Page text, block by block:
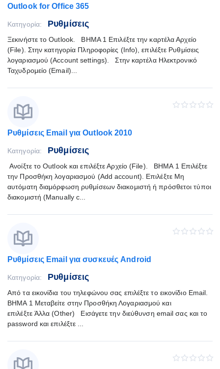
Outlook for Office 365
Κατηγορία: Ρυθμίσεις
Ξεκινήστε το Outlook. ΒΗΜΑ 1 Επιλέξτε την καρτέλα Αρχείο
(File). Στην κατηγορία Πληροφορίες (Info), επιλέξτε Ρυθμίσεις
λογαριασμού (Account settings). Στην καρτέλα Ηλεκτρονικό
Ταχυδρομείο (Email)...
Ρυθμίσεις Email για Outlook 2010
Κατηγορία: Ρυθμίσεις
Ανοίξτε το Outlook και επιλέξτε Αρχείο (File). ΒΗΜΑ 1 Επιλέξτε
την Προσθήκη λογαριασμού (Add account). Επιλέξτε Μη
αυτόματη διαμόρφωση ρυθμίσεων διακομιστή ή πρόσθετοι τύποι
διακομιστή (Manually c...
Ρυθμίσεις Email για συσκευές Android
Κατηγορία: Ρυθμίσεις
Από τα εικονίδια του τηλεφώνου σας επιλέξτε το εικονίδιο Email.
ΒΗΜΑ 1 Μεταβείτε στην Προσθήκη Λογαριασμού και
επιλέξτε Άλλα (Other) Εισάγετε την διεύθυνση email σας και το
password και επιλέξτε ...